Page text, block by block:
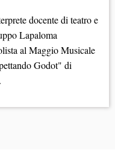
docente di teatro e
Lapaloma
al Maggio Musicale
Godot" di